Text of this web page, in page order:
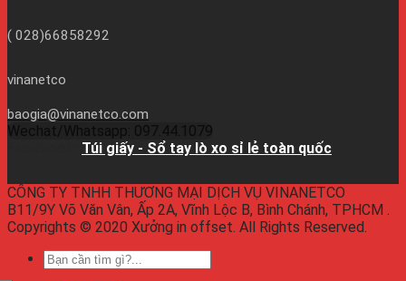
( 028)66858292
vinanetco
baogia@vinanetco.com
Wechat/Whatsapp: 097.44.1079
Túi giấy - Sổ tay lò xo sỉ lẻ toàn quốc
CÔNG TY TNHH THƯƠNG MẠI DỊCH VỤ VINANETCO
B11/9Y Võ Văn Vân, Ấp 2A, Vĩnh Lộc B, Bình Chánh, TPHCM .
Copyrights © 2020 Xưởng in offset. All Rights Reserved.